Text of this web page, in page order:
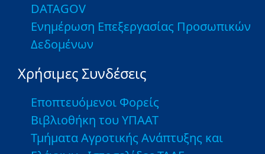
DATAGOV
Ενημέρωση Επεξεργασίας Προσωπικών
Δεδομένων
Χρήσιμες Συνδέσεις
Εποπτευόμενοι Φορείς
Βιβλιοθήκη του ΥΠΑΑΤ
Τμήματα Αγροτικής Ανάπτυξης και